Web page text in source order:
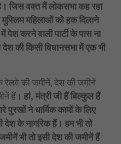
जिस वक्त मैं लोकसभा कह रहा
महिलाओं को हक दिलाने
में पेश करने वाली पार्टी के पास ना
देश की किसी विधानसभा में एक भी
की जमीनें, देश की जमीनें
हैं। हां, मंत्री जी हैं बिल्कुल हैं
ने धार्मिक कामों के लिए
देश के नागरिक हैं। हम भी तो
भी तो इसी देश की जमीनें हैं